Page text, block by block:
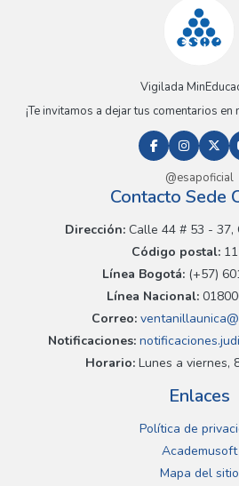
Vigilada
¡Te invitamos a dejar tus comentarios
@esapoficial
Contacto Sede
Dirección:Calle 44 # 53 - 37,
Código postal:
Línea Bogotá:(+57)
Línea Nacional:
Correo:
Notificaciones:
Horario:Lunes a viernes,
Enlaces
Política de
Academusoft
Mapa del sitio